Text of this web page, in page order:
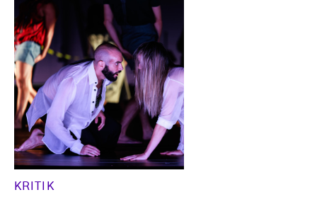
KRITIK